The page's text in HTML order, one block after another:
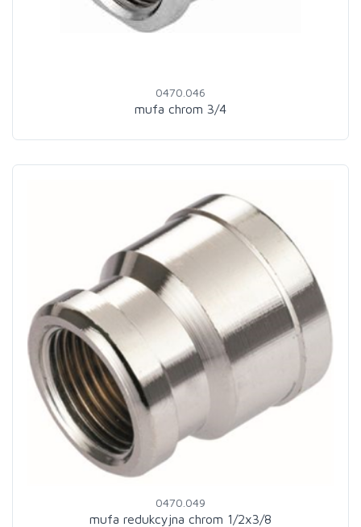
0470.046
mufa chrom 3/4
0470.049
mufa redukcyjna chrom 1/2x3/8